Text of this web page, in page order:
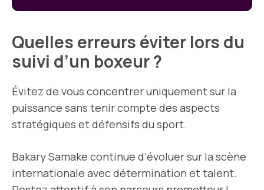
Quelles erreurs éviter lors du
suivi d’un boxeur ?
Évitez de vous concentrer uniquement sur la
puissance sans tenir compte des aspects
stratégiques et défensifs du sport.
Bakary Samake continue d’évoluer sur la scène
internationale avec détermination et talent.